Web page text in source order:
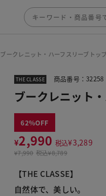
ブークレニット・ハーフスリーブトッ
THE CLASSE 商品番号：32258
ブークレニット
62
¥2,990 税込¥3,289
¥7,990 税込¥8,789
【THE CLASSE】
自然体で、美しい。